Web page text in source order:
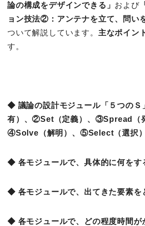
論の構成をデザインできる」 および
ョン技法②：アンテナを立て、問い
ついて解説しています。 主なポイン
す。
◆ 議論の設計モジュール「５つの
有）、②Set（定義）、③Spread（
④Solve（解明）、⑤Select（選択）
◆ 各モジュールで、具体的に何をす
◆ 各モジュールで、出てきた要素を
◆ 各モジュールで、どの程度時間が